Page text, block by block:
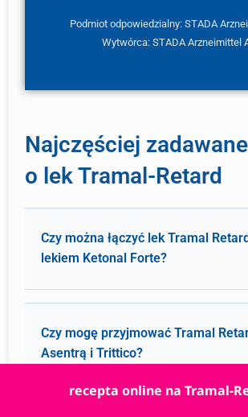
Podmiot odpowiedzialny: STADA
Wytwórca: STADA Arzneimittel
Najczęściej
o lek Tramal-Retard
Czy można łączyć lek Tramal
lekiem Ketonal Forte?
Czy mogę przyjmować Tramal
Asentrą i Trittico?
recepta online na Tramal-